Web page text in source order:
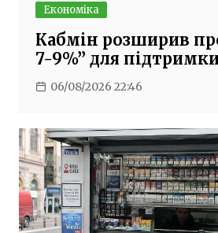
Економіка
Кабмін розширив
7-9%” для підтримки
06/08/2026 22:46